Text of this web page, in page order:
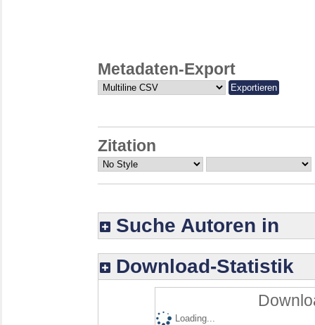
Metadaten-Export
Zitation
Suche Autoren in
Download-Statistik
Loading...